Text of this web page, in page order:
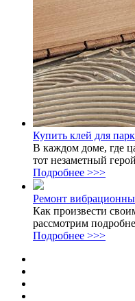
Купить клей для
В каждом доме, где
тот незаметный
Подробнее >>>
Ремонт
Как произвести
рассмотрим
Подробнее >>>